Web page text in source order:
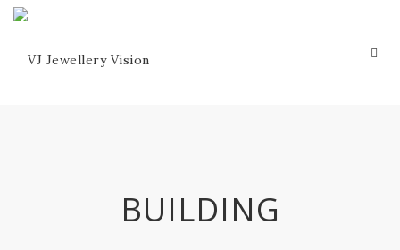
BUILDING